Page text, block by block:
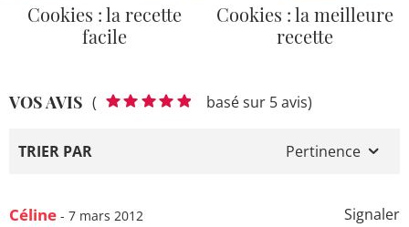
Cookies : la recette
facile
Cookies : la meilleure
recette
VOS AVIS ( basé sur 5 avis)
TRIER PAR Pertinence
Signaler
Céline - 7 mars 2012